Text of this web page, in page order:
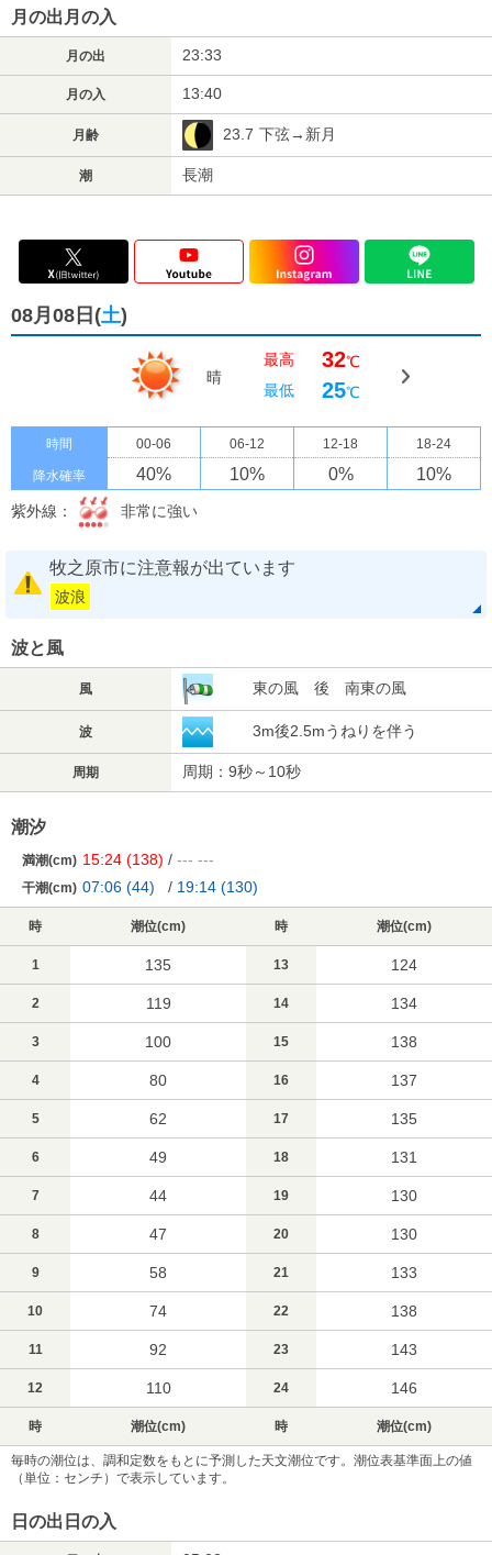
月の出月の入
月の出 23:33
月の入 13:40
月齢 23.7 下弦→新月
潮 長潮
08月08日(土)
晴
最高 32℃
最低
25℃
時間 00-06 06-12 12-18 18-24
降水確率 40% 10% 0% 10%
紫外線： 非常に強い
牧之原市に注意報が出ています
波浪
波と風
風 東の風 後 南東の風
波 3m後2.5mうねりを伴う
周期 周期：9秒～10秒
潮汐
満潮(cm) 15:24 (138) / --- ---
干潮(cm) 07:06 (44) / 19:14 (130)
時 潮位(cm) 時 潮位(cm)
1 135 13 124
2 119 14 134
3 100 15 138
4 80 16 137
5 62 17 135
6 49 18 131
7 44 19 130
8 47 20 130
9 58 21 133
10 74 22 138
11 92 23 143
12 110 24 146
時 潮位(cm) 時 潮位(cm)
毎時の潮位は、調和定数をもとに予測した天文潮位です。潮位表基準面上の値
（単位：センチ）で表示しています。
日の出日の入